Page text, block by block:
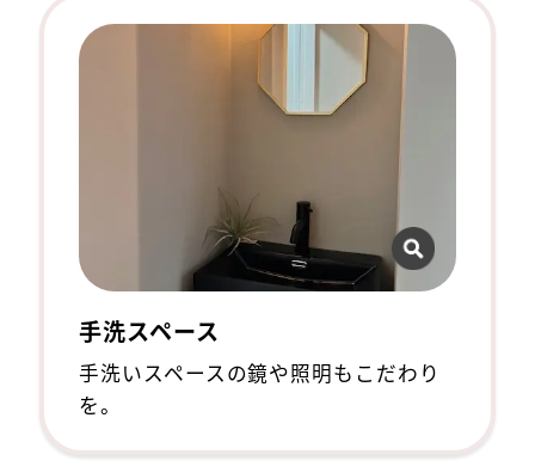
手洗スペース
手洗いスペースの鏡や照明もこだわり
を。